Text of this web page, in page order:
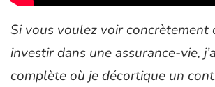
Si vous voulez voir concrètement
investir dans une assurance-vie,
complète où je décortique un